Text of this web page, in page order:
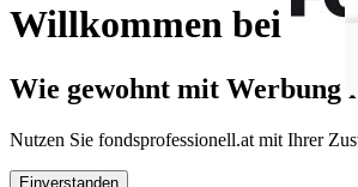
Willkommen bei
Wie gewohnt mit Werbung
Nutzen Sie fondsprofessionell.at mit Ihrer
Einverstanden